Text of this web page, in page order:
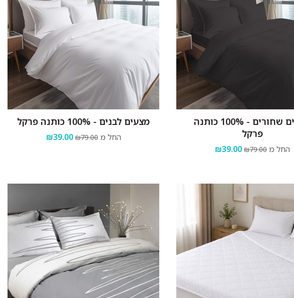
מצעים שחורים - 100% כותנה
פרקל
החל מ ₪79.00
₪39.00
מצעים לבנים - 100% כותנה פרקל
החל מ ₪79.00
₪39.00